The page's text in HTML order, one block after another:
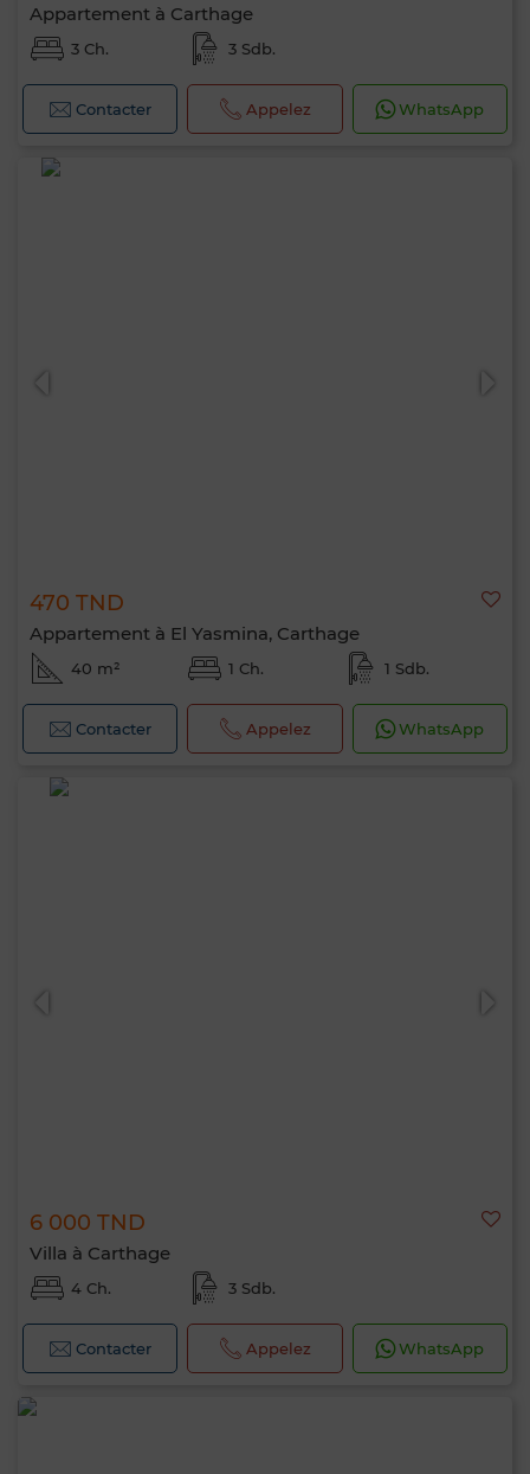
Appartement à Carthage
3 Ch. 3 Sdb.
Contacter Appelez WhatsApp
470 TND
Appartement à El Yasmina, Carthage
40 m² 1 Ch. 1 Sdb.
Contacter Appelez WhatsApp
6 000 TND
Villa à Carthage
4 Ch. 3 Sdb.
Contacter Appelez WhatsApp